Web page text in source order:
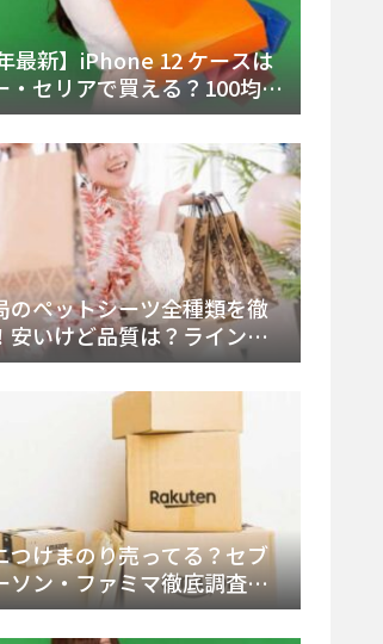
最新】iPhone 12 ケースは
・セリアで買える？100均の
と失敗しない選び方を徹底
のペットシーツ全種類を徹
安いけど品質は？ラインナ
売店（Amazon・楽天含む）
つけまのり売ってる？セブ
ソン・ファミマ徹底調査！
薬局、Amazon楽天で買う方